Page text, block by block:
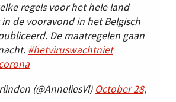
regels voor het hele land
de vooravond in het Belgisch
De maatregelen gaan
#hetviruswachtniet
(@AnneliesVl) October 28,